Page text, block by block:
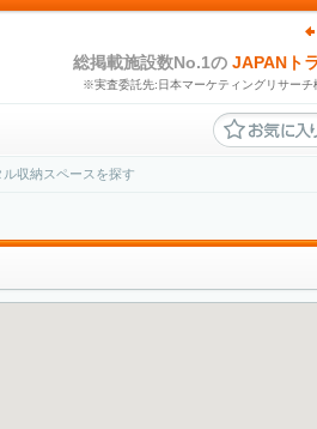
総掲載施設数No.1の JAPANト
※実査委託先:日本マーケティングリサー
収納スペースを探す